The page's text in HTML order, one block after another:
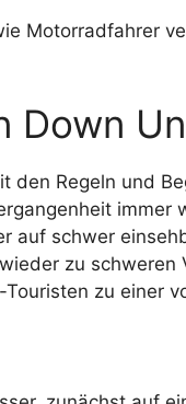
Motorradfahrer
Down
Regeln und
immer
auf schwer
zu schweren
zu einer